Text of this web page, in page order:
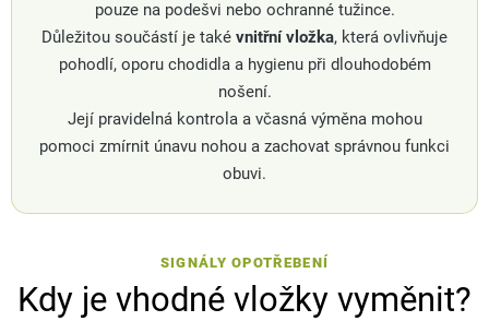
pouze na podešvi nebo ochranné tužince.
Důležitou součástí je také vnitřní vložka, která ovlivňuje
pohodlí, oporu chodidla a hygienu při dlouhodobém
nošení.
Její pravidelná kontrola a včasná výměna mohou
pomoci zmírnit únavu nohou a zachovat správnou funkci
obuvi.
SIGNÁLY OPOTŘEBENÍ
Kdy je vhodné vložky vyměnit?